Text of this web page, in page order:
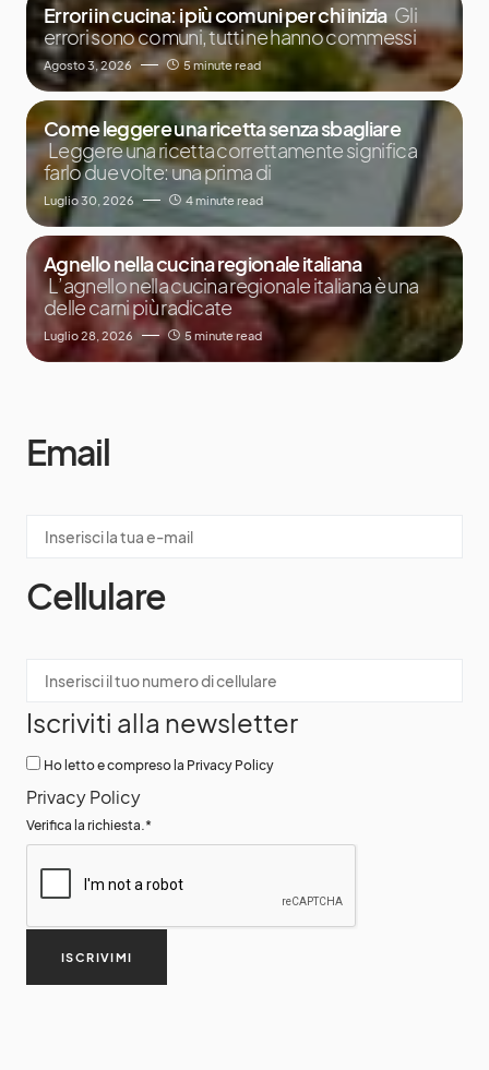
Errori in cucina: i più comuni per chi inizia Gli
errori sono comuni, tutti ne hanno commessi
Agosto 3, 2026 5 minute read
Come leggere una ricetta senza sbagliare
Leggere una ricetta correttamente significa
farlo due volte: una prima di
Luglio 30, 2026 4 minute read
Agnello nella cucina regionale italiana
L’agnello nella cucina regionale italiana è una
delle carni più radicate
Luglio 28, 2026 5 minute read
Email
Cellulare
Iscriviti alla newsletter
Ho letto e compreso la Privacy Policy
Privacy Policy
Verifica la richiesta. *
ISCRIVIMI